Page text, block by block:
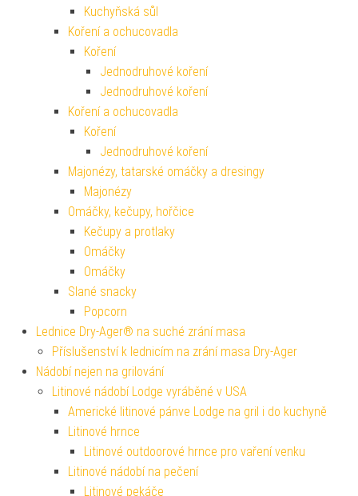
Kuchyňská sůl
Koření a ochucovadla
Koření
Jednodruhové koření
Jednodruhové koření
Koření a ochucovadla
Koření
Jednodruhové koření
Majonézy, tatarské omáčky a dresingy
Majonézy
Omáčky, kečupy, hořčice
Kečupy a protlaky
Omáčky
Omáčky
Slané snacky
Popcorn
Lednice Dry-Ager® na suché zrání masa
Příslušenství k lednicím na zrání masa Dry-Ager
Nádobí nejen na grilování
Litinové nádobí Lodge vyráběné v USA
Americké litinové pánve Lodge na gril i do kuchyně
Litinové hrnce
Litinové outdoorové hrnce pro vaření venku
Litinové nádobí na pečení
Litinové pekáče